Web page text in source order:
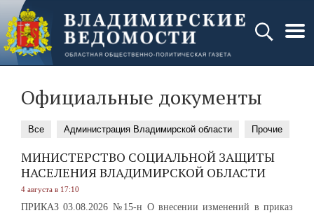
Официальные документы
Все Администрация Владимирской области Прочие
МИНИСТЕРСТВО СОЦИАЛЬНОЙ ЗАЩИТЫ
НАСЕЛЕНИЯ ВЛАДИМИРСКОЙ ОБЛАСТИ
4 августа в 17:10
ПРИКАЗ 03.08.2026 №15-н О внесении изменений в приказ